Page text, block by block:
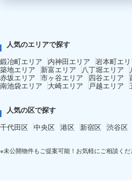
人気のエリアで探す
鍛冶町エリア
内神田エリア 岩本町エ
築地エリア
新富エリア 八丁堀エリア
赤坂エリア 市ヶ谷エリア 四谷エリア
南池袋エリア
大崎エリア 戸越エリア
人気の区で探す
千代田区 中央区 港区 新宿区 渋谷区
※未公開物件もご提案可能！お気軽にご相談く